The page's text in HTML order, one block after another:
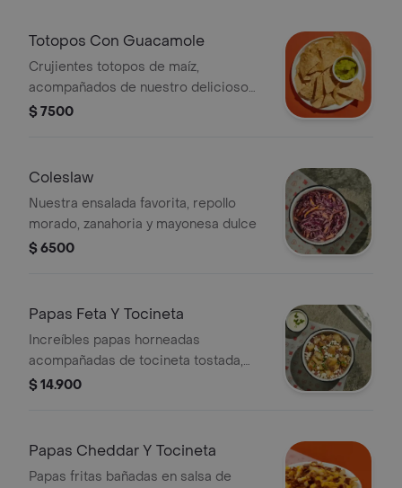
Totopos Con Guacamole
Crujientes totopos de maíz,
acompañados de nuestro delicioso
guacamole
$ 7500
Coleslaw
Nuestra ensalada favorita, repollo
morado, zanahoria y mayonesa dulce
$ 6500
Papas Feta Y Tocineta
Increíbles papas horneadas
acompañadas de tocineta tostada,
sour cream, queso feta y cebollín.
$ 14.900
Papas Cheddar Y Tocineta
Papas fritas bañadas en salsa de